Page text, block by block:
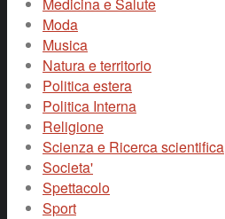
Moda
Musica
Natura e territorio
Politica estera
Politica Interna
Religione
Scienza e Ricerca scientifica
Societa'
Spettacolo
Sport